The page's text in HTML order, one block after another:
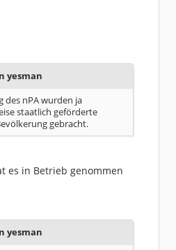
yesman
des nPA wurden ja
staatlich geförderte
gebracht.
es in Betrieb genommen
yesman